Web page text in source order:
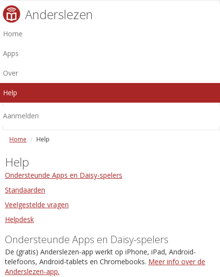
Anderslezen
Home
Apps
Over
Help
Aanmelden
Home Help
Help
Ondersteunde Apps en Daisy-spelers
Standaarden
Veelgestelde vragen
Helpdesk
Ondersteunde Apps en Daisy-spelers
De (gratis) Anderslezen-app werkt op iPhone, iPad, Android-
telefoons, Android-tablets en Chromebooks. Meer info over de
Anderslezen-app.